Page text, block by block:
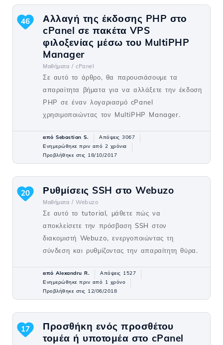
Αλλαγή της έκδοσης PHP στο
cPanel σε πακέτα VPS
φιλοξενίας μέσω του MultiPHP
Manager
Μαθήματα / cPanel
Σε αυτό το άρθρο, θα παρουσιάσουμε τα
απαραίτητα βήματα για να αλλάξετε την έκδοση
PHP σε έναν λογαριασμό cPanel
χρησιμοποιώντας τον MultiPHP Manager.
46
από Sebastian S.
Απόψεις 3067
Ενημερώθηκε πριν από 2 χρόνια
Προβλήθηκε στις 18/10/2017
Ρυθμίσεις SSH στο Webuzo
Μαθήματα / Webuzo
Σε αυτό το tutorial, μάθετε πώς να
αποκλείσετε την πρόσβαση SSH στον
διακομιστή Webuzo, ενεργοποιώντας τη
σύνδεση και ρυθμίζοντας την απαραίτητη θύρα.
20
από Alexandru R.
Απόψεις 1527
Ενημερώθηκε πριν από 1 χρόνο
Προβλήθηκε στις 12/06/2018
Προσθήκη ενός προσθέτου
τομέα ή υποτομέα στο cPanel
17